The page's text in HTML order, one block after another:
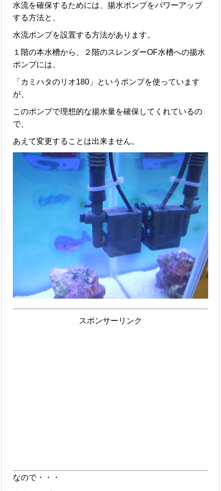
水流を確保するためには、揚水ポンプをパワーアップ
する方法と、
水流ポンプを設置する方法があります。
１階の本水槽から、２階のスレンダーOF水槽への揚水
ポンプには、
「カミハタのリオ180」というポンプを使っています
が、
このポンプで理想的な揚水量を確保してくれているの
で、
あえて変更することは出来ません。
スポンサーリンク
なので・・・